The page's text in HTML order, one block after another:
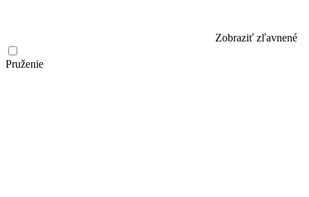
Zobraziť zľavnené
Pruženie